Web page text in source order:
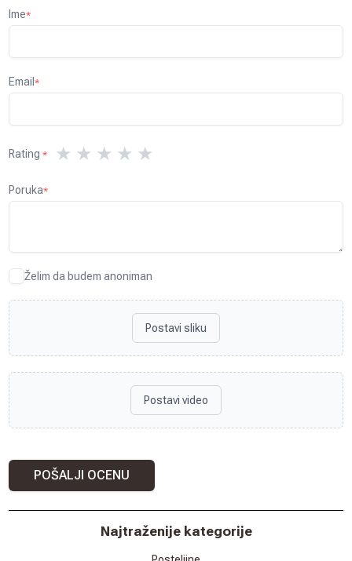
Ime*
Email*
Rating * ★ ★ ★ ★ ★
Poruka*
Želim da budem anoniman
Postavi sliku
Postavi video
POŠALJI OCENU
Najtraženije kategorije